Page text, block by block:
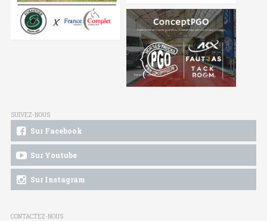
SUIVEZ-NOUS
Sur Facebook
Sur Youtube
Sur Instagram
CONTACTEZ-NOUS